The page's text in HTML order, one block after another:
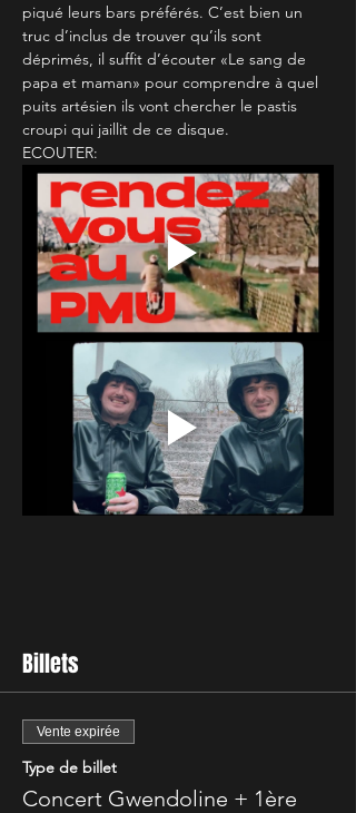
piqué leurs bars préférés. C’est bien un
truc d’inclus de trouver qu’ils sont
déprimés, il suffit d’écouter «Le sang de
papa et maman» pour comprendre à quel
puits artésien ils vont chercher le pastis
croupi qui jaillit de ce disque.
ECOUTER:
Billets
Vente expirée
Type de billet
Concert Gwendoline + 1ère